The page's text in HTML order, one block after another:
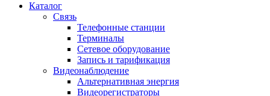
Каталог
Связь
Телефонные станции
Терминалы
Сетевое оборудование
Запись и тарификация
Видеонаблюдение
Альтернативная энергия
Видеорегистраторы